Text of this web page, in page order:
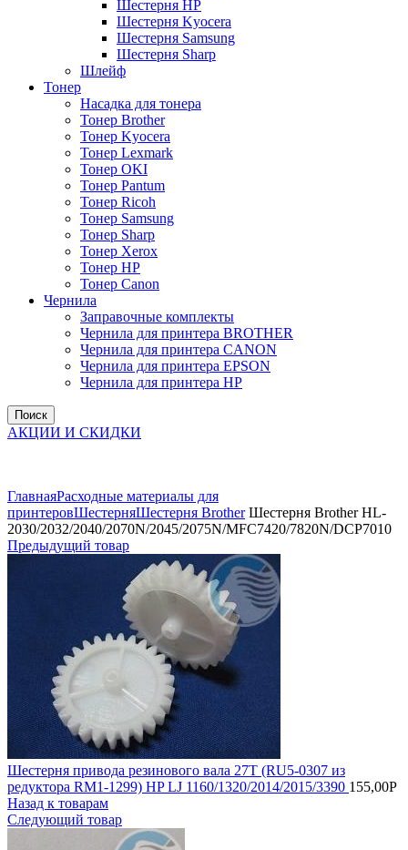
Шестерня HP
Шестерня Kyocera
Шестерня Samsung
Шестерня Sharp
Шлейф
Тонер
Насадка для тонера
Тонер Brother
Тонер Kyocera
Тонер Lexmark
Тонер OKI
Тонер Pantum
Тонер Ricoh
Тонер Samsung
Тонер Sharp
Тонер Xerox
Тонер НР
Тонер Саnon
Чернила
Заправочные комплекты
Чернила для принтера BROTHER
Чернила для принтера CANON
Чернила для принтера EPSON
Чернила для принтера HP
Поиск
АКЦИИ И СКИДКИ
ГлавнаяРасходные материалы для
принтеровШестерняШестерня BrotherШестерня Brother HL-
2030/2032/2040/2070N/2045/2075N/MFC7420/7820N/DCP7010
Предыдущий товар
Шестерня привода резинового вала 27T (RU5-0307 из
редуктора RM1-1299) HP LJ 1160/1320/2014/2015/3390 155,00Р
Назад к товарам
Следующий товар